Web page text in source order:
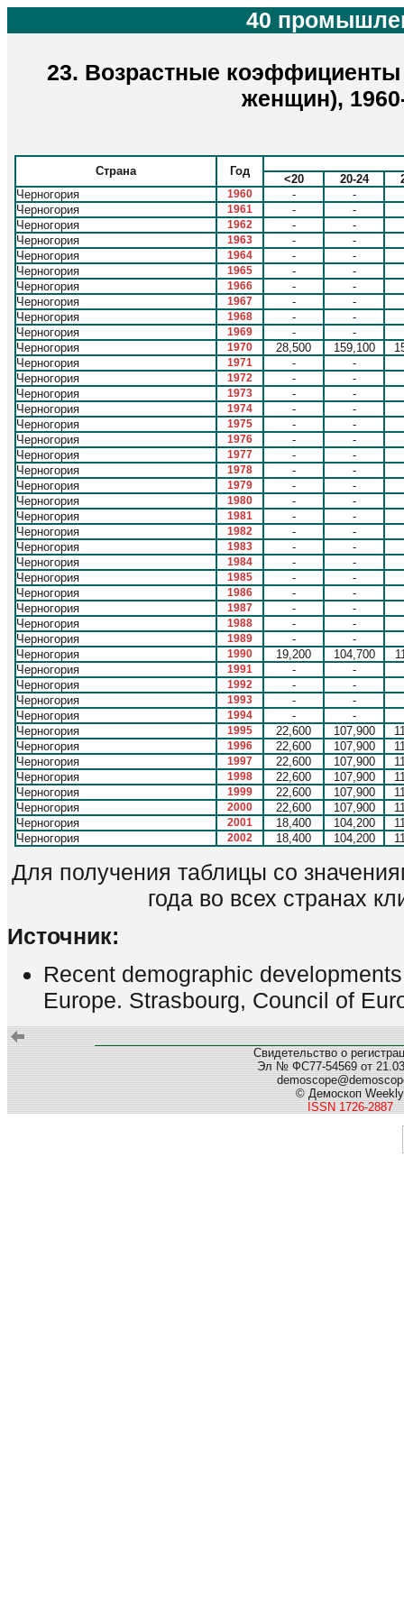
40
23. Возрастные
женщин),
Страна Год
<20 20-24
Черногория
1960 -
-
Черногория
1961 -
-
Черногория
1962 -
-
Черногория
1963 -
-
Черногория
1964 -
-
Черногория
1965 -
-
Черногория
1966 -
-
Черногория
1967 -
-
Черногория
1968 -
-
Черногория
1969 -
-
Черногория
1970 28,500 159,100
Черногория
1971 -
-
Черногория
1972 -
-
Черногория
1973 -
-
Черногория
1974 -
-
Черногория
1975 -
-
Черногория
1976 -
-
Черногория
1977 -
-
Черногория
1978 -
-
Черногория
1979 -
-
Черногория
1980 -
-
Черногория
1981 -
-
Черногория
1982 -
-
Черногория
1983 -
-
Черногория
1984 -
-
Черногория
1985 -
-
Черногория
1986 -
-
Черногория
1987 -
-
Черногория
1988 -
-
Черногория
1989 -
-
Черногория
1990 19,200 104,700
Черногория
1991 -
-
Черногория
1992 -
-
Черногория
1993 -
-
Черногория
1994 -
-
Черногория
1995 22,600 107,900
Черногория
1996 22,600 107,900
Черногория
1997 22,600 107,900
Черногория
1998 22,600 107,900
Черногория
1999 22,600 107,900
Черногория
2000 22,600 107,900
Черногория
2001 18,400 104,200
Черногория
2002 18,400 104,200
Для получения таблицы со
года во всех странах
Источник:
Recent demographic
Europe. Strasbourg, Council of
Свидетельство о
Эл № ФС77-54569 от
© Демоскоп Weekly
ISSN 1726-2887